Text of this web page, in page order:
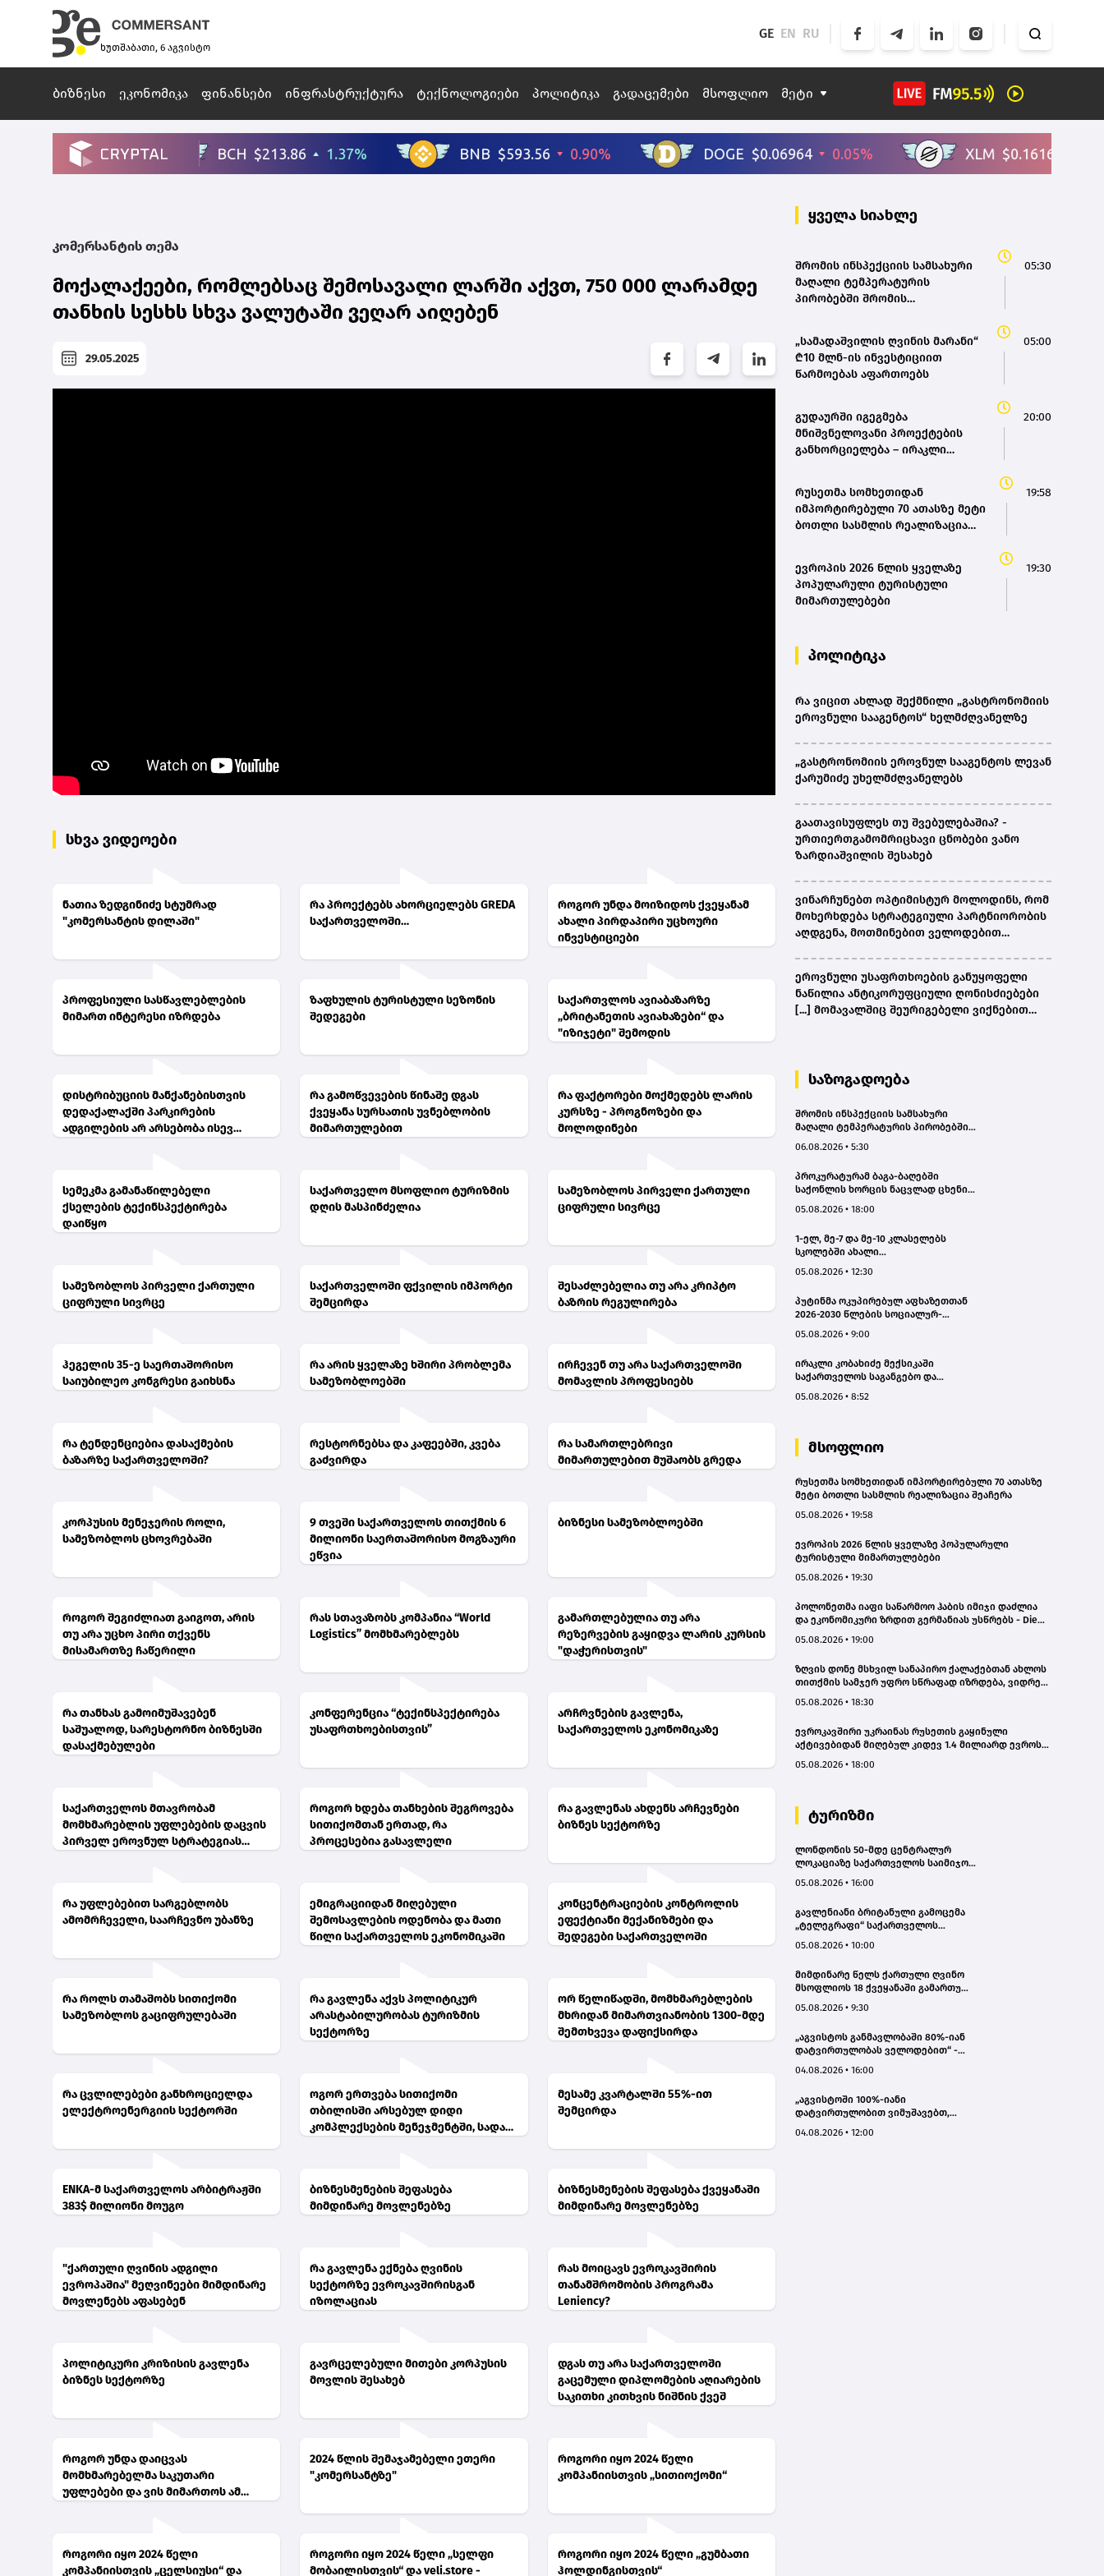
ხუთშაბათი, 6 აგვისტო
GE EN RU
ბიზნესი ეკონომიკა ფინანსები ინფრასტრუქტურა ტექნოლოგიები პოლიტიკა გადაცემები მსოფლიო მეტი
კომერსანტის თემა
მოქალაქეები, რომლებსაც შემოსავალი ლარში აქვთ, 750 000 ლარამდე
თანხის სესხს სხვა ვალუტაში ვეღარ აიღებენ
29.05.2025
სხვა ვიდეოები
ნათია ზედგინიძე სტუმრად
"კომერსანტის დილაში"
რა პროექტებს ახორციელებს GREDA
საქართველოში…
როგორ უნდა მოიზიდოს ქვეყანამ
ახალი პირდაპირი უცხოური
ინვესტიციები
პროფესიული სასწავლებლების
მიმართ ინტერესი იზრდება
ზაფხულის ტურისტული სეზონის
შედეგები
საქართვლოს ავიაბაზარზე
„ბრიტანეთის ავიახაზები“ და
"იზიჯეტი" შემოდის
დისტრიბუციის მანქანებისთვის
დედაქალაქში პარკირების
ადგილების არ არსებობა ისევ
რა გამოწვევების წინაშე დგას
ქვეყანა სურსათის უვნებლობის
მიმართულებით
რა ფაქტორები მოქმედებს ლარის
კურსზე - პროგნოზები და
მოლოდინები
სემეკმა გამანაწილებელი
ქსელების ტექინსპექტირება
დაიწყო
საქართველო მსოფლიო ტურიზმის
დღის მასპინძელია
სამეზობლოს პირველი ქართული
ციფრული სივრცე
სამეზობლოს პირველი ქართული
ციფრული სივრცე
საქართველოში ფქვილის იმპორტი
შემცირდა
შესაძლებელია თუ არა კრიპტო
ბაზრის რეგულირება
ჰეგელის 35-ე საერთაშორისო
საიუბილეო კონგრესი გაიხსნა
რა არის ყველაზე ხშირი პრობლემა
სამეზობლოებში
ირჩევენ თუ არა საქართველოში
მომავლის პროფესიებს
რა ტენდენციებია დასაქმების
ბაზარზე საქართველოში?
რესტორნებსა და კაფეებში, კვება
გაძვირდა
რა სამართლებრივი
მიმართულებით მუშაობს გრედა
კორპუსის მენეჯერის როლი,
სამეზობლოს ცხოვრებაში
9 თვეში საქართველოს თითქმის 6
მილიონი საერთაშორისო მოგზაური
ეწვია
ბიზნესი სამეზობლოებში
როგორ შეგიძლიათ გაიგოთ, არის
თუ არა უცხო პირი თქვენს
მისამართზე ჩაწერილი
რას სთავაზობს კომპანია “World
Logistics” მომხმარებლებს
გამართლებულია თუ არა
რეზერვების გაყიდვა ლარის კურსის
"დაჭერისთვის"
რა თანხას გამოიმუშავებენ
საშუალოდ, სარესტორნო ბიზნესში
დასაქმებულები
კონფერენცია “ტექინსპექტირება
უსაფრთხოებისთვის”
არჩრვნების გავლენა,
საქართველოს ეკონომიკაზე
საქართველოს მთავრობამ
მომხმარებლის უფლებების დაცვის
პირველ ეროვნულ სტრატეგიას
როგორ ხდება თანხების შეგროვება
სითიქომთან ერთად, რა
პროცესებია გასავლელი
რა გავლენას ახდენს არჩევნები
ბიზნეს სექტორზე
რა უფლებებით სარგებლობს
ამომრჩეველი, საარჩევნო უბანზე
ემიგრაციიდან მიღებული
შემოსავლების ოდენობა და მათი
წილი საქართველოს ეკონომიკაში
კონცენტრაციების კონტროლის
ეფექტიანი მექანიზმები და
შედეგები საქართველოში
რა როლს თამაშობს სითიქომი
სამეზობლოს გაციფრულებაში
რა გავლენა აქვს პოლიტიკურ
არასტაბილურობას ტურიზმის
სექტორზე
ორ წელიწადში, მომხმარებლების
მხრიდან მიმართვიანობის 1300-მდე
შემთხვევა დაფიქსირდა
რა ცვლილებები განხროციელდა
ელექტროენერგიის სექტორში
ოგორ ერთვება სითიქომი
თბილისში არსებულ დიდი
კომპლექსების მენეჯმენტში, სადაც
მესამე კვარტალში 55%-ით
შემცირდა
ENKA-მ საქართველოს არბიტრაჟში
383$ მილიონი მოუგო
ბიზნესმენების შეფასება
მიმდინარე მოვლენებზე
ბიზნესმენების შეფასება ქვეყანაში
მიმდინარე მოვლენებზე
"ქართული ღვინის ადგილი
ევროპაშია" მეღვინეები მიმდინარე
მოვლენებს აფასებენ
რა გავლენა ექნება ღვინის
სექტორზე ევროკავშირისგან
იზოლაციას
რას მოიცავს ევროკავშირის
თანამშრომობის პროგრამა
Leniency?
პოლიტიკური კრიზისის გავლენა
ბიზნეს სექტორზე
გავრცელებული მითები კორპუსის
მოვლის შესახებ
დგას თუ არა საქართველოში
გაცემული დიპლომების აღიარების
საკითხი კითხვის ნიშნის ქვეშ
როგორ უნდა დაიცვას
მომხმარებელმა საკუთარი
უფლებები და ვის მიმართოს ამ
2024 წლის შემაჯამებელი ეთერი
"კომერსანტზე"
როგორი იყო 2024 წელი
კომპანიისთვის „სითიოქომი“
როგორი იყო 2024 წელი
კომპანიისთვის „ცელსიუსი“ და
როგორი იყო 2024 წელი „სელფი
მობაილისთვის“ და veli.store -
როგორი იყო 2024 წელი „გუმბათი
ჰოლდინგისთვის“
ყველა სიახლე
შრომის ინსპექციის სამსახური
მაღალი ტემპერატურის
პირობებში შრომის
მასშტაბით ახორციელებს
05:30
„სამადაშვილის ღვინის მარანი“
₾10 მლნ-ის ინვესტიციით
წარმოებას აფართოებს
05:00
გუდაურში იგეგმება
მნიშვნელოვანი პროექტების
განხორციელება – ირაკლი
20:00
რუსეთმა სომხეთიდან
იმპორტირებული 70 ათასზე მეტი
ბოთლი სასმლის რეალიზაცია
19:58
ევროპის 2026 წლის ყველაზე
პოპულარული ტურისტული
მიმართულებები
19:30
პოლიტიკა
რა ვიცით ახლად შექმნილი „გასტრონომიის
ეროვნული სააგენტოს“ ხელმძღვანელზე
„გასტრონომიის ეროვნულ სააგენტოს ლევან
ქარუმიძე უხელმძღვანელებს
გაათავისუფლეს თუ შვებულებაშია? -
ურთიერთგამომრიცხავი ცნობები ვანო
ზარდიაშვილის შესახებ
ვინარჩუნებთ ოპტიმისტურ მოლოდინს, რომ
მოხერხდება სტრატეგიული პარტნიორობის
აღდგენა, მოთმინებით ველოდებით
ეროვნული უსაფრთხოების განუყოფელი
ნაწილია ანტიკორუფციული ღონისძიებები
[...] მომავალშიც შეურიგებელი ვიქნებით
საზოგადოება
შრომის ინსპექციის სამსახური
მაღალი ტემპერატურის პირობებში
მონიტორინგს მთელი ქვეყნის
06.08.2026 • 5:30
პროკურატურამ ბაგა-ბაღებში
საქონლის ხორცის ნაცვლად ცხენის
ბრალდება წარუდგინა
05.08.2026 • 18:00
1-ელ, მე-7 და მე-10 კლასელებს
სკოლებში ახალი
პროგრამები დახვდებათ - ასევე
რომლითაც საგაკვეთილო პროცესში
ტელეფონების გამოყენება
იზღუდება
05.08.2026 • 12:30
პუტინმა ოკუპირებულ აფხაზეთთან
2026-2030 წლების სოციალურ-
შეთანხმების რატიფიცირებას ხელი
05.08.2026 • 9:00
ირაკლი კობახიძე მექსიკაში
საქართველოს საგანგებო და
ისაუბრეს?
05.08.2026 • 8:52
მსოფლიო
რუსეთმა სომხეთიდან იმპორტირებული 70 ათასზე
მეტი ბოთლი სასმლის რეალიზაცია შეაჩერა
05.08.2026 • 19:58
ევროპის 2026 წლის ყველაზე პოპულარული
ტურისტული მიმართულებები
05.08.2026 • 19:30
პოლონეთმა იაფი საწარმოო ჰაბის იმიჯი დაძლია
და ეკონომიკური ზრდით გერმანიას უსწრებს - Die
05.08.2026 • 19:00
ზღვის დონე მსხვილ სანაპირო ქალაქებთან ახლოს
თითქმის სამჯერ უფრო სწრაფად იზრდება, ვიდრე
05.08.2026 • 18:30
ევროკავშირი უკრაინას რუსეთის გაყინული
აქტივებიდან მიღებულ კიდევ 1.4 მილიარდ ევროს
05.08.2026 • 18:00
ტურიზმი
ლონდონის 50-მდე ცენტრალურ
ლოკაციაზე საქართველოს საიმიჯო
05.08.2026 • 16:00
გავლენიანი ბრიტანული გამოცემა
„ტელეგრაფი“ საქართველოს
სტატიების ციკლს აქვეყნებს
05.08.2026 • 10:00
მიმდინარე წელს ქართული ღვინო
მსოფლიოს 18 ქვეყანაში გამართულ
წარმოდგენილი
05.08.2026 • 9:30
„აგვისტოს განმავლობაში 80%-იან
დატვირთულობას ველოდებით“ -
04.08.2026 • 16:00
„აგვისტოში 100%-იანი
დატვირთულობით ვიმუშავებთ,
სექტემბერშიც ნარჩუნდება“ - HAERI
04.08.2026 • 12:00